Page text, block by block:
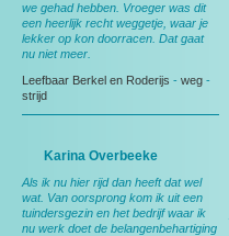
we gehad hebben. Vroeger was dit
een heerlijk recht weggetje, waar je
lekker op kon doorracen. Dat gaat
nu niet meer.
Leefbaar Berkel en Roderijs - weg -
strijd
Karina Overbeeke
Als ik nu hier rijd dan heeft dat wel
wat. Van oorsprong kom ik uit een
tuindersgezin en het bedrijf waar ik
nu werk doet de belangenbehartiging